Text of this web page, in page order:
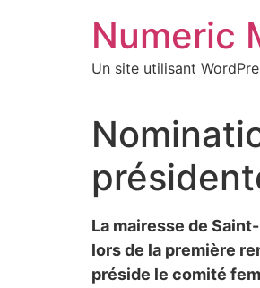
Numeric
Un site utilisant
La mairesse de
lors de la première
préside le comité